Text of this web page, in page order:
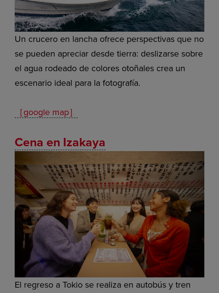
Un crucero en lancha ofrece perspectivas que no
se pueden apreciar desde tierra: deslizarse sobre
el agua rodeado de colores otoñales crea un
escenario ideal para la fotografía.
［google map］
Cena en Izakaya
El regreso a Tokio se realiza en autobús y tren